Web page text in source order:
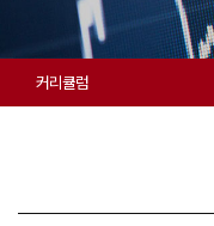
커리큘럼